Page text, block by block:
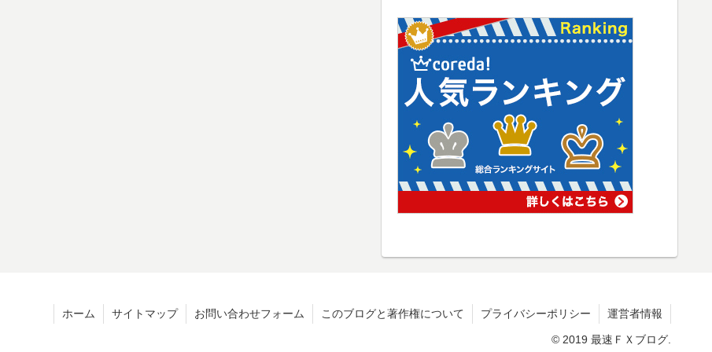
ホーム サイトマップ お問い合わせフォーム このブログと著作権について プライバシーポリシー 運営者情報
© 2019 最速ＦＸブログ.